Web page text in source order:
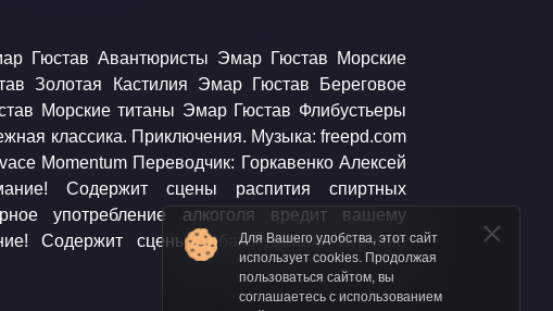
Для Вашего удобства, этот сайт
использует cookies. Продолжая
пользоваться сайтом, вы
соглашаетесь с использованием